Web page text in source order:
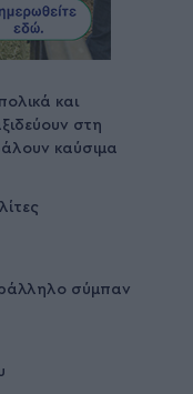
και
στη
καύσιμα
σύμπαν